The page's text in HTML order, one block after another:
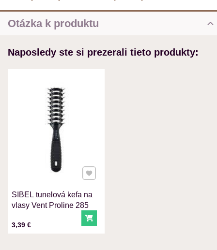
Otázka k produktu
MENO
VAŠA OTÁZKA K PRODUKTU
Odoslať
Naposledy ste si prezerali tieto produkty:
SIBEL tunelová kefa na
vlasy Vent Proline 285
Cena s DPH
3,39 € Do košíka
Pridať k Obľúbeným